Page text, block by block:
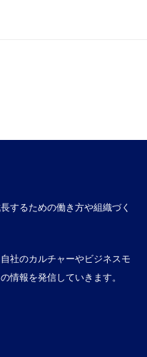
するための働き方や組織づく
社のカルチャーやビジネスモ
情報を発信していきます。